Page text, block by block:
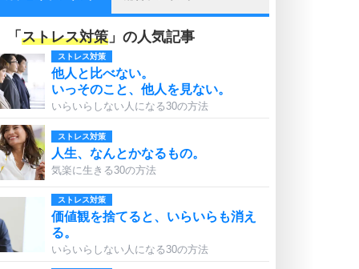
「 ストレス対策 」の人気記事
ストレス対策
他人と比べない。
いっそのこと、他人を見ない。
いらいらしない人になる30の方法
ストレス対策
人生、なんとかなるもの。
気楽に生きる30の方法
ストレス対策
価値観を捨てると、いらいらも消え
る。
いらいらしない人になる30の方法